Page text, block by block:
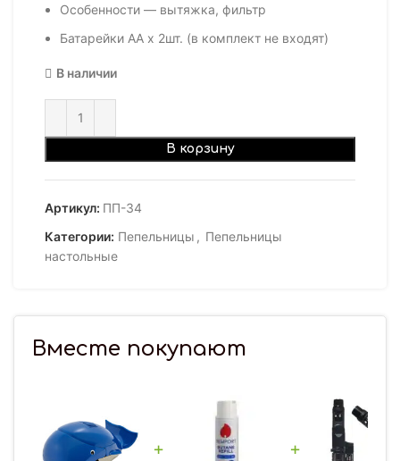
Особенности — вытяжка, фильтр
Батарейки АА х 2шт. (в комплект не входят)
В наличии
В корзину
Артикул: ПП-34
Категории: Пепельницы , Пепельницы
настольные
Вместе покупают
+ +